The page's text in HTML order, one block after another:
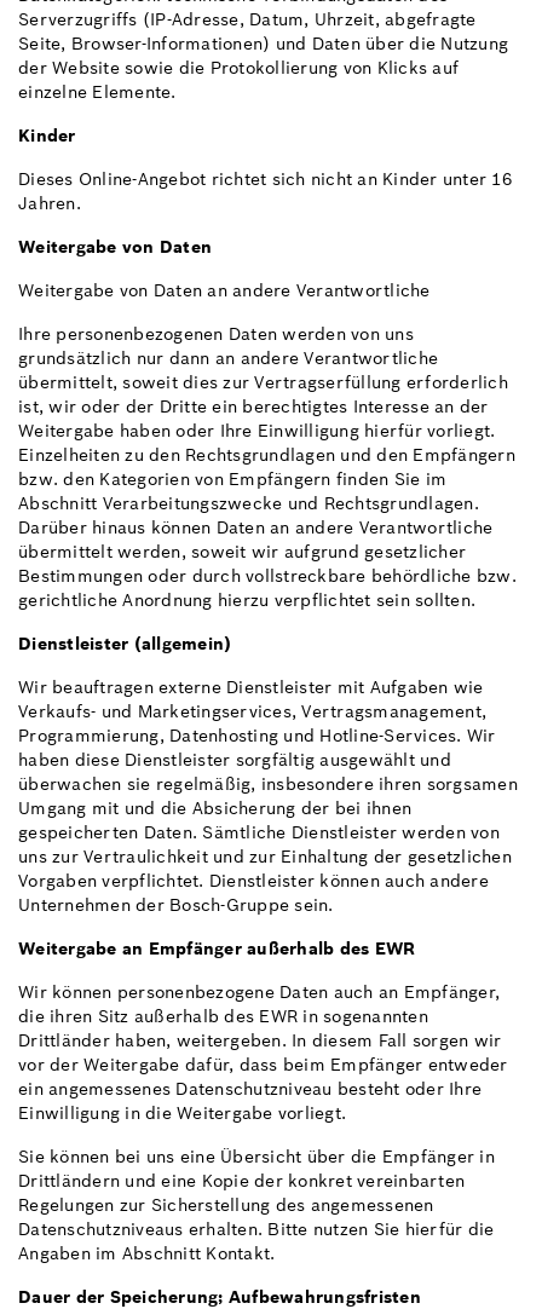
Serverzugriffs (IP-Adresse, Datum, Uhrzeit, abgefragte
Seite, Browser-Informationen) und Daten über die Nutzung
der Website sowie die Protokollierung von Klicks auf
einzelne Elemente.
Kinder
Dieses Online-Angebot richtet sich nicht an Kinder unter 16
Jahren.
Weitergabe von Daten
Weitergabe von Daten an andere Verantwortliche
Ihre personenbezogenen Daten werden von uns
grundsätzlich nur dann an andere Verantwortliche
übermittelt, soweit dies zur Vertragserfüllung erforderlich
ist, wir oder der Dritte ein berechtigtes Interesse an der
Weitergabe haben oder Ihre Einwilligung hierfür vorliegt.
Einzelheiten zu den Rechtsgrundlagen und den Empfängern
bzw. den Kategorien von Empfängern finden Sie im
Abschnitt Verarbeitungszwecke und Rechtsgrundlagen.
Darüber hinaus können Daten an andere Verantwortliche
übermittelt werden, soweit wir aufgrund gesetzlicher
Bestimmungen oder durch vollstreckbare behördliche bzw.
gerichtliche Anordnung hierzu verpflichtet sein sollten.
Dienstleister (allgemein)
Wir beauftragen externe Dienstleister mit Aufgaben wie
Verkaufs- und Marketingservices, Vertragsmanagement,
Programmierung, Datenhosting und Hotline-Services. Wir
haben diese Dienstleister sorgfältig ausgewählt und
überwachen sie regelmäßig, insbesondere ihren sorgsamen
Umgang mit und die Absicherung der bei ihnen
gespeicherten Daten. Sämtliche Dienstleister werden von
uns zur Vertraulichkeit und zur Einhaltung der gesetzlichen
Vorgaben verpflichtet. Dienstleister können auch andere
Unternehmen der Bosch-Gruppe sein.
Weitergabe an Empfänger außerhalb des EWR
Wir können personenbezogene Daten auch an Empfänger,
die ihren Sitz außerhalb des EWR in sogenannten
Drittländer haben, weitergeben. In diesem Fall sorgen wir
vor der Weitergabe dafür, dass beim Empfänger entweder
ein angemessenes Datenschutzniveau besteht oder Ihre
Einwilligung in die Weitergabe vorliegt.
Sie können bei uns eine Übersicht über die Empfänger in
Drittländern und eine Kopie der konkret vereinbarten
Regelungen zur Sicherstellung des angemessenen
Datenschutzniveaus erhalten. Bitte nutzen Sie hierfür die
Angaben im Abschnitt Kontakt.
Dauer der Speicherung; Aufbewahrungsfristen